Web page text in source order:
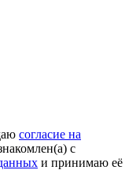
согласие на
с
и принимаю её